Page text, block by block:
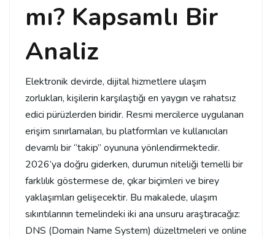
mı? Kapsamlı Bir
Analiz
Elektronik devirde, dijital hizmetlere ulaşım
zorlukları, kişilerin karşılaştığı en yaygın ve rahatsız
edici pürüzlerden biridir. Resmi mercilerce uygulanan
erişim sınırlamaları, bu platformları ve kullanıcıları
devamlı bir “takip” oyununa yönlendirmektedir.
2026’ya doğru giderken, durumun niteliği temelli bir
farklılık göstermese de, çıkar biçimleri ve birey
yaklaşımları gelişecektir. Bu makalede, ulaşım
sıkıntılarının temelindeki iki ana unsuru araştıracağız:
DNS (Domain Name System) düzeltmeleri ve online